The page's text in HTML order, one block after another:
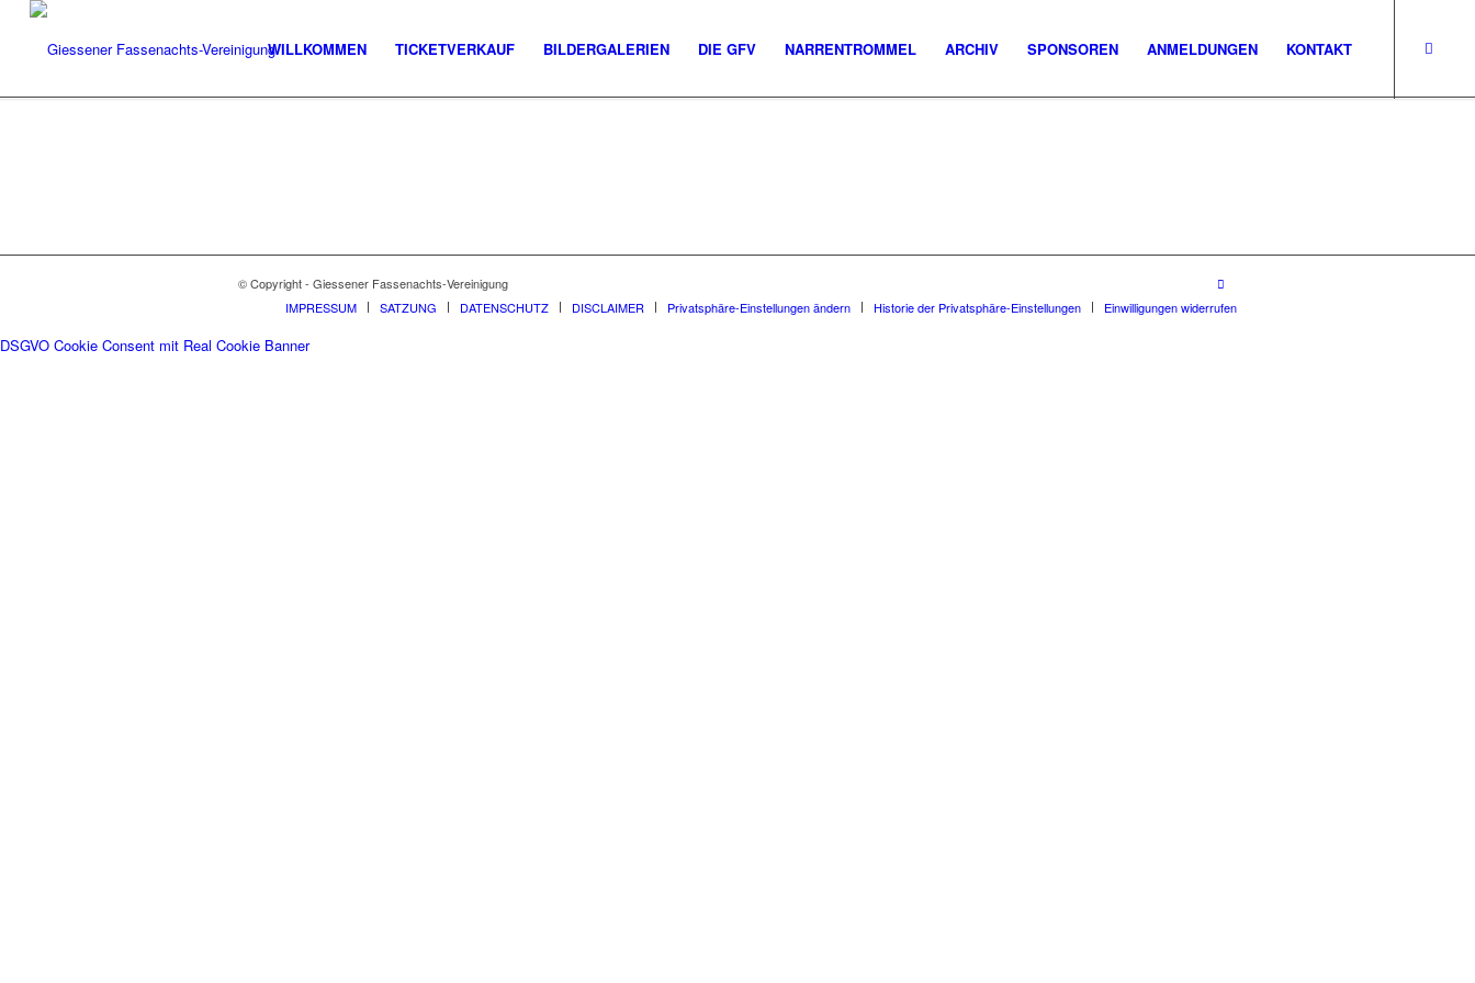
WILLKOMMEN TICKETVERKAUF BILDERGALERIEN DIE GFV NARRENTROMMEL ARCHIV SPONSOREN ANMELDUNGEN KONTAKT
© Copyright - Giessener Fassenachts-Vereinigung
IMPRESSUM
SATZUNG DATENSCHUTZ DISCLAIMER Privatsphäre-Einstellungen ändern Historie der Privatsphäre-Einstellungen Einwilligungen widerrufen
DSGVO Cookie Consent mit Real Cookie Banner